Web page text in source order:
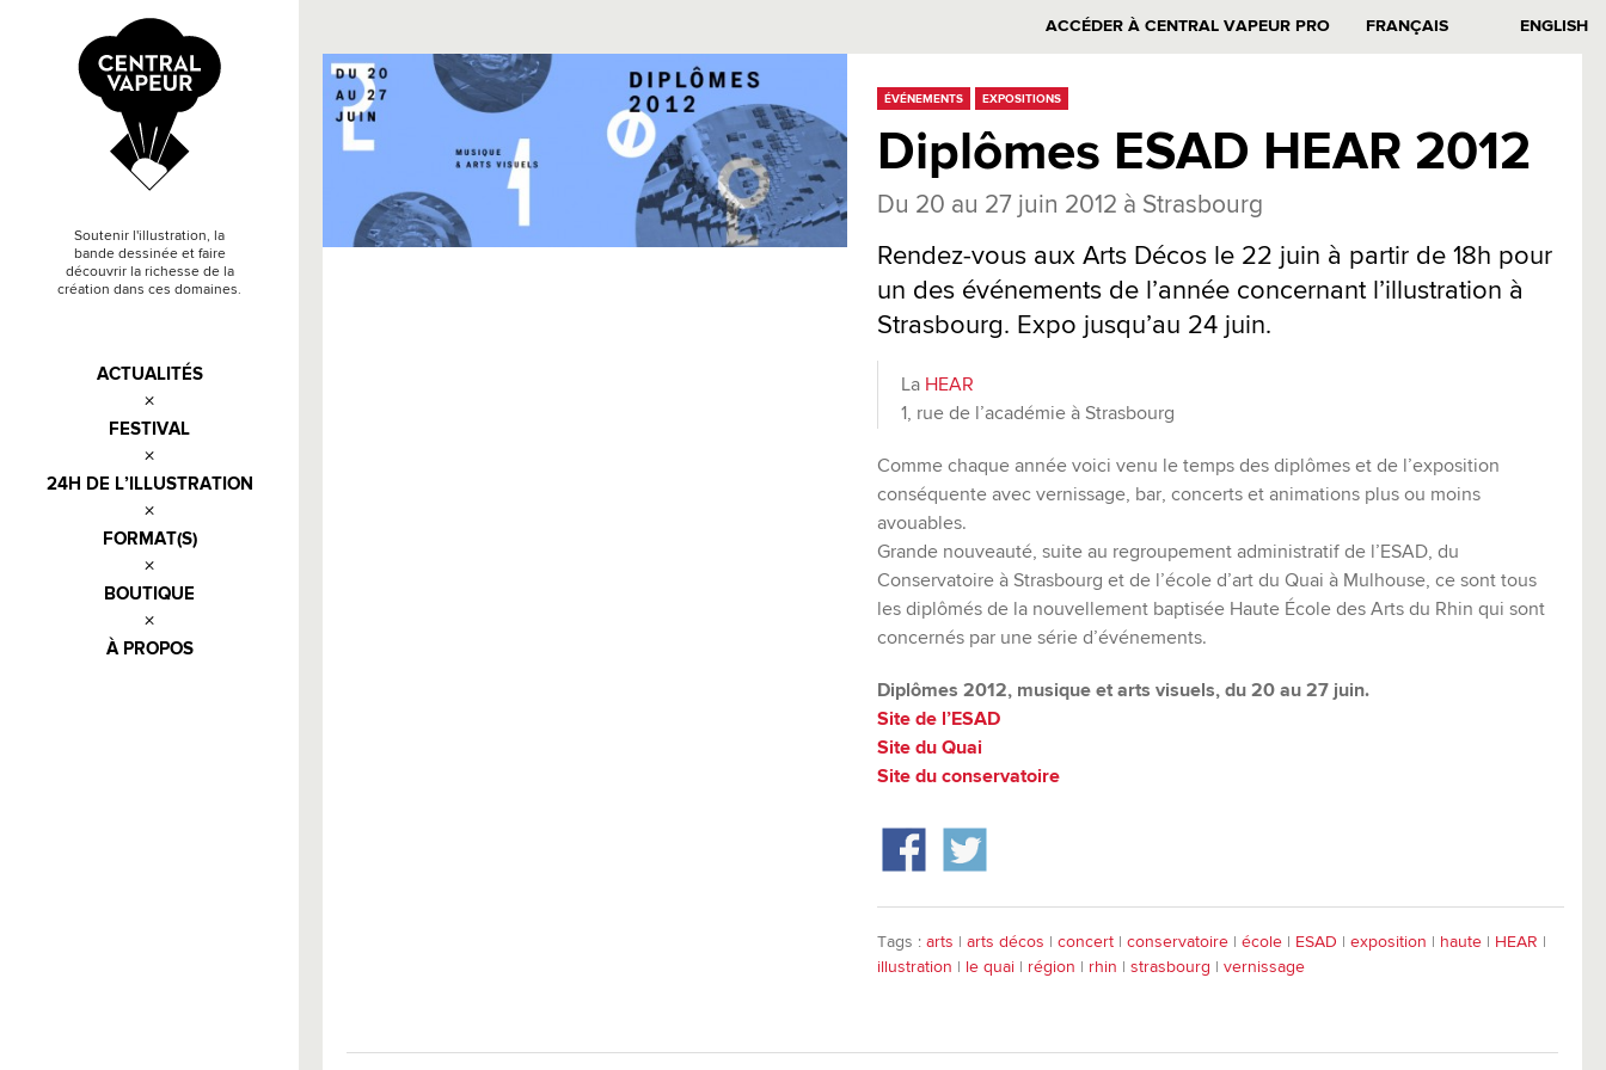
Soutenir l'illustration, la
bande dessinée et faire
découvrir la richesse de la
création dans ces domaines.
ACTUALITÉS
FESTIVAL
24H DE L’ILLUSTRATION
FORMAT(S)
BOUTIQUE
À PROPOS
ACCÉDER À CENTRAL VAPEUR PRO FRANÇAIS ENGLISH
ÉVÉNEMENTS EXPOSITIONS
Diplômes ESAD HEAR 2012
Du 20 au 27 juin 2012 à Strasbourg
Rendez-vous aux Arts Décos le 22 juin à partir de 18h pour
un des événements de l’année concernant l’illustration à
Strasbourg. Expo jusqu’au 24 juin.
La HEAR
1, rue de l’académie à Strasbourg
Comme chaque année voici venu le temps des diplômes et de l’exposition
conséquente avec vernissage, bar, concerts et animations plus ou moins
avouables.
Grande nouveauté, suite au regroupement administratif de l’ESAD, du
Conservatoire à Strasbourg et de l’école d’art du Quai à Mulhouse, ce sont tous
les diplômés de la nouvellement baptisée Haute École des Arts du Rhin qui sont
concernés par une série d’événements.
Diplômes 2012, musique et arts visuels, du 20 au 27 juin.
Site de l’ESAD
Site du Quai
Site du conservatoire
Tags :arts |arts décos |concert |conservatoire |école ESAD |exposition haute HEAR
illustration
le quai région rhin |strasbourg |vernissage